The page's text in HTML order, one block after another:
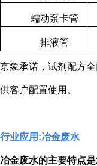
蠕动泵卡管
排液管
京象承诺，试剂配方
供客户配置使用。
行业应用 :冶金废水
冶金废水的主要特点